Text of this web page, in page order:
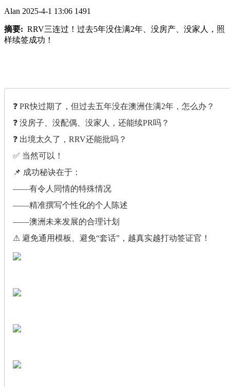
Alan 2025-4-1 13:06 1491
摘要: RRV三连过！过去5年没住满2年、没房产、没家人，照
样续签成功！
❓ PR快过期了，但过去五年没在澳洲住满2年，怎么办？
❓ 没房子、没配偶、没家人，还能续PR吗？
❓ 出境太久了，RRV还能批吗？
✅ 当然可以！
📌 成功秘诀在于：
——有令人同情的特殊情况
——精准撰写个性化的个人陈述
——澳洲未来发展的合理计划
⚠ 避免通用模板、避免“套话”，越真实越打动签证官！